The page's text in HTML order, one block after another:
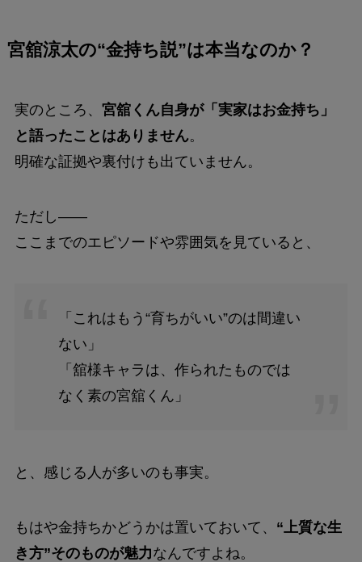
宮舘涼太の“金持ち説”は本当なのか？
実のところ、 宮舘くん自身が「実家はお金持ち」
と語ったことはありません。
明確な証拠や裏付けも出ていません。
ただし――
ここまでのエピソードや雰囲気を見ていると、
「これはもう“育ちがいい”のは間違い
ない」
「舘様キャラは、作られたものでは
なく素の宮舘くん」
と、感じる人が多いのも事実。
もはや金持ちかどうかは置いておいて、 “上質な生
き方”そのものが魅力なんですよね。